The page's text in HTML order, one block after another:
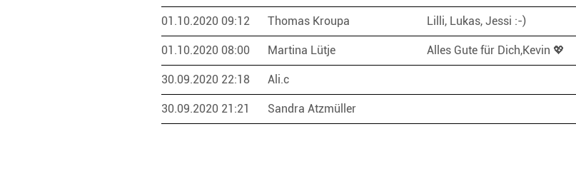
01.10.2020 09:12 Thomas Kroupa Lilli, Lukas, Jessi :-)
01.10.2020 08:00 Martina Lütje Alles Gute für Dich,Kevin 💖
30.09.2020 22:18 Ali.c
30.09.2020 21:21 Sandra Atzmüller